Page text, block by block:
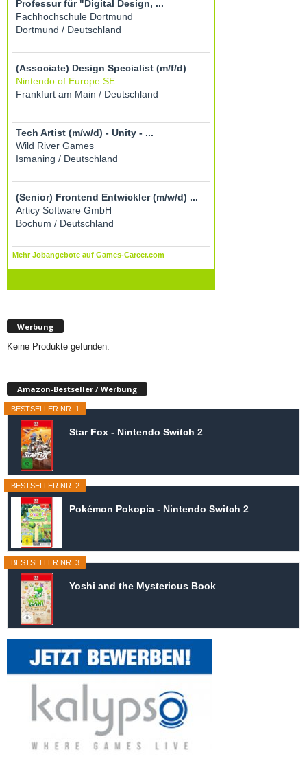
Werbung
Keine Produkte gefunden.
Amazon-Bestseller / Werbung
BESTSELLER NR. 1
Star Fox - Nintendo Switch 2
BESTSELLER NR. 2
Pokémon Pokopia - Nintendo Switch 2
BESTSELLER NR. 3
Yoshi and the Mysterious Book